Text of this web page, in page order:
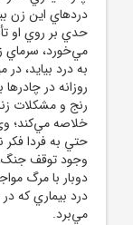
دردهاي اين زن
حدي بر روي او
مي‌خورد، سرماي
به درد بيايد،
روزانه در
رنج و مشکلات
خلاصه مي‌کند؛
حتي به فردا فکر
وجود توقف
دوبار با مرگ
درد بيماري که در
مي‌برد.